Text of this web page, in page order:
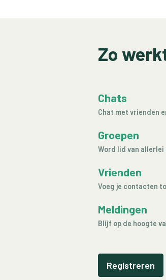
Zo
Chats
Chat met vrienden
Groepen
Word lid van
Vrienden
Voeg je contacten
Meldingen
Blijf op de hoogte
Registreren